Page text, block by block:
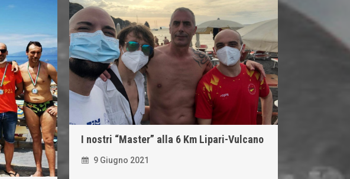
I nostri “Master” alla 6 Km Lipari-Vulcano
9 Giugno 2021